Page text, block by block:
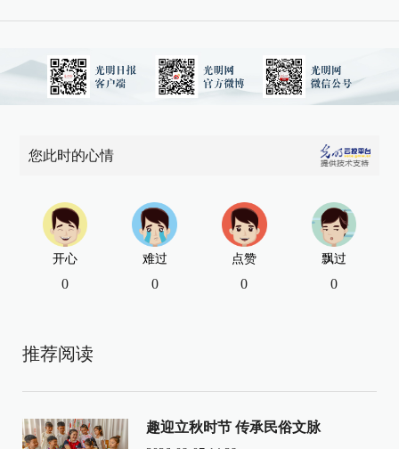
您此时的心情
开心
0
难过
0
点赞
0
飘过
0
推荐阅读
趣迎立秋时节 传承民俗文脉